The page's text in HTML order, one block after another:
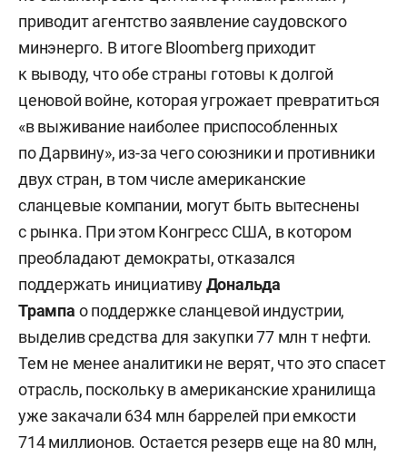
приводит агентство заявление саудовского
минэнерго. В итоге Bloomberg приходит
к выводу, что обе страны готовы к долгой
ценовой войне, которая угрожает превратиться
«в выживание наиболее приспособленных
по Дарвину», из-за чего союзники и противники
двух стран, в том числе американские
сланцевые компании, могут быть вытеснены
с рынка. При этом Конгресс США, в котором
преобладают демократы, отказался
поддержать инициативуДональда
Трампа о поддержке сланцевой индустрии,
выделив средства для закупки 77 млн т нефти.
Тем не менее аналитики не верят, что это спасет
отрасль, поскольку в американские хранилища
уже закачали 634 млн баррелей при емкости
714 миллионов. Остается резерв еще на 80 млн,